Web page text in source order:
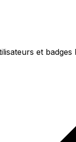
et badges